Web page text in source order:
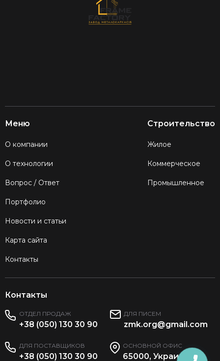
Меню
О компании
О технологии
Вопрос / Ответ
Портфолио
Новости и статьи
Карта сайта
Контакты
Строительство
Жилое
Коммерческое
Промышленное
Контакты
ОТДЕЛ ПРОДАЖ
+38 (050) 130 30 90
ДЛЯ ПОСТАВЩИКОВ
+38 (050) 130 30 90
ДЛЯ ПИСЕМ
zmk.org@gmail.com
ОСНОВНОЙ ОФИС
65000, Украина,